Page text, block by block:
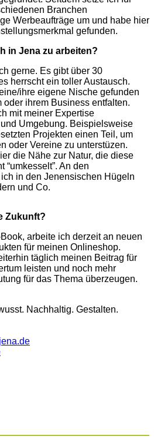
Branchen
Werbeaufträge um und habe hier
gefunden.
in Jena zu arbeiten?
gerne. Es gibt über 30
herrscht ein toller Austausch.
ihre eigene Nische gefunden
oder ihrem Business entfalten.
mit meiner Expertise
Umgebung. Beispielsweise
Projekten einen Teil, um
oder Vereine zu unterstüzen.
die Nähe zur Natur, die diese
“umkesselt”. An den
in den Jenensischen Hügeln
und Co.
Zukunft?
arbeite ich derzeit an neuen
für meinen Onlineshop.
täglich meinen Beitrag für
leisten und noch mehr
für das Thema überzeugen.
Nachhaltig. Gestalten.